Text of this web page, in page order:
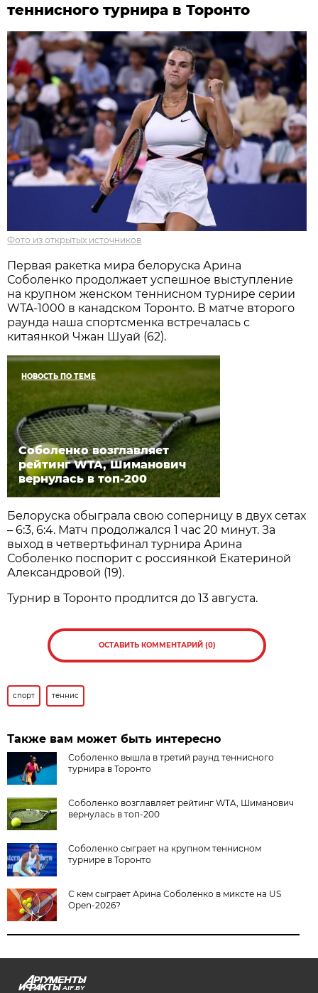
теннисного турнира в Торонто
Фото из открытых источников
Первая ракетка мира белоруска Арина
Соболенко продолжает успешное выступление
на крупном женском теннисном турнире серии
WTA-1000 в канадском Торонто. В матче второго
раунда наша спортсменка встречалась с
китаянкой Чжан Шуай (62).
НОВОСТЬ ПО ТЕМЕ
Соболенко возглавляет
рейтинг WTA, Шиманович
вернулась в топ-200
Белоруска обыграла свою соперницу в двух сетах
– 6:3, 6:4. Матч продолжался 1 час 20 минут. За
выход в четвертьфинал турнира Арина
Соболенко поспорит с россиянкой Екатериной
Александровой (19).
Турнир в Торонто продлится до 13 августа.
ОСТАВИТЬ КОММЕНТАРИЙ (0)
спорт теннис
Также вам может быть интересно
Соболенко вышла в третий раунд теннисного
турнира в Торонто
Соболенко возглавляет рейтинг WTA, Шиманович
вернулась в топ-200
Соболенко сыграет на крупном теннисном
турнире в Торонто
С кем сыграет Арина Соболенко в миксте на US
Open-2026?
AIF.BY